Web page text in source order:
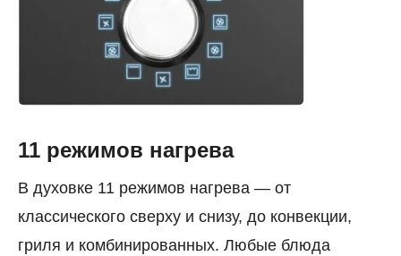
11 режимов нагрева
В духовке 11 режимов нагрева — от
классического сверху и снизу, до конвекции,
гриля и комбинированных. Любые блюда